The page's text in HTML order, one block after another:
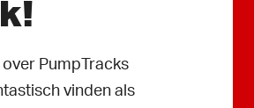
PumpTracks
vinden als